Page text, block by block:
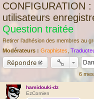
CONFIGURATION
utilisateurs
Question traitée
Retirer l’adhésion des membres au
Modérateurs : Graphistes
Répondre
6
hamidouki-dz
EzComien